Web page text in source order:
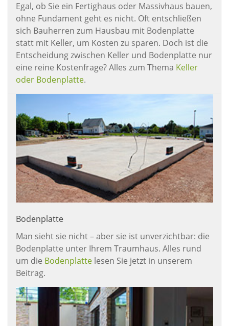
Egal, ob Sie ein Fertighaus oder Massivhaus bauen,
ohne Fundament geht es nicht. Oft entschließen
sich Bauherren zum Hausbau mit Bodenplatte
statt mit Keller, um Kosten zu sparen. Doch ist die
Entscheidung zwischen Keller und Bodenplatte nur
eine reine Kostenfrage? Alles zum Thema Keller
oder Bodenplatte.
Bodenplatte
Man sieht sie nicht – aber sie ist unverzichtbar: die
Bodenplatte unter Ihrem Traumhaus. Alles rund
um die Bodenplatte lesen Sie jetzt in unserem
Beitrag.